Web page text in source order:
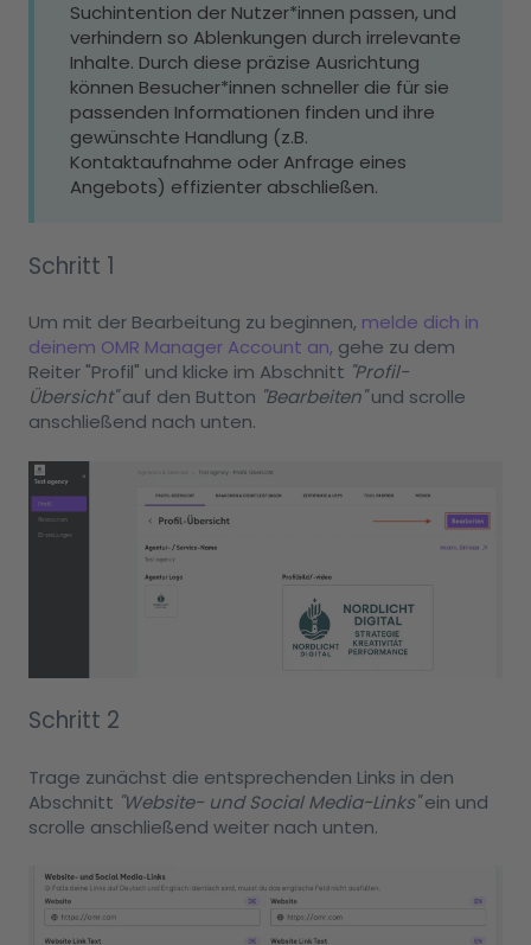
Suchintention der Nutzer*innen passen, und
verhindern so Ablenkungen durch irrelevante
Inhalte. Durch diese präzise Ausrichtung
können Besucher*innen schneller die für sie
passenden Informationen finden und ihre
gewünschte Handlung (z.B.
Kontaktaufnahme oder Anfrage eines
Angebots) effizienter abschließen.
Schritt 1
Um mit der Bearbeitung zu beginnen, melde dich in
deinem OMR Manager Account an, gehe zu dem
Reiter "Profil" und klicke im Abschnitt "Profil-
Übersicht"auf den Button "Bearbeiten"und scrolle
anschließend nach unten.
Schritt 2
Trage zunächst die entsprechenden Links in den
Abschnitt "Website- und Social Media-Links"ein und
scrolle anschließend weiter nach unten.